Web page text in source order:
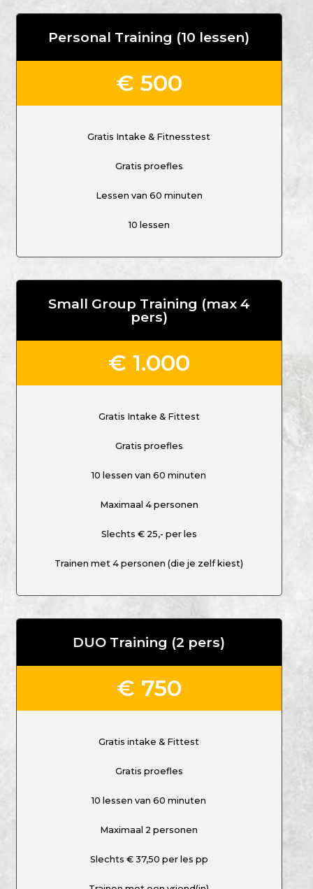
Personal Training (10 lessen)
€ 500
Gratis Intake & Fitnesstest
Gratis proefles
Lessen van 60 minuten
10 lessen
Small Group Training (max 4
pers)
€ 1.000
Gratis Intake & Fittest
Gratis proefles
10 lessen van 60 minuten
Maximaal 4 personen
Slechts € 25,- per les
Trainen met 4 personen (die je zelf kiest)
DUO Training (2 pers)
€ 750
Gratis intake & Fittest
Gratis proefles
10 lessen van 60 minuten
Maximaal 2 personen
Slechts € 37,50 per les pp